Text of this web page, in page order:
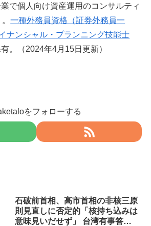
で個人向け資産運用のコンサルティ
。一種外務員資格（証券外務員一
ナンシャル・プランニング技能士
。（2024年4月15日更新）
をフォローする
石破前首相、高市首相の非核三原
則見直しに否定的「核持ち込みは
意味見いだせず」 台湾有事答弁